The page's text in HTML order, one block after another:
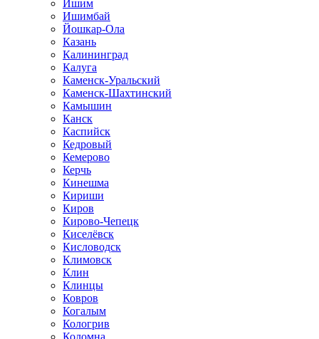
Ишим
Ишимбай
Йошкар-Ола
Казань
Калининград
Калуга
Каменск-Уральский
Каменск-Шахтинский
Камышин
Канск
Каспийск
Кедровый
Кемерово
Керчь
Кинешма
Кириши
Киров
Кирово-Чепецк
Киселёвск
Кисловодск
Климовск
Клин
Клинцы
Ковров
Когалым
Кологрив
Коломна